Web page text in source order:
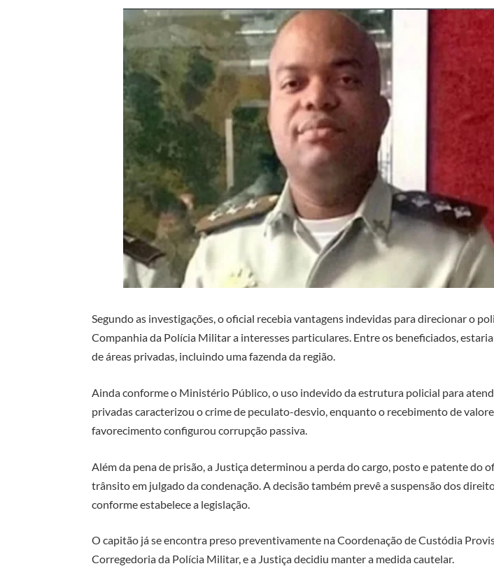
Segundo as investigações, o oficial recebia vantagens indevidas para direcionar o
Companhia da Polícia Militar a interesses particulares. Entre os beneficiados,
de áreas privadas, incluindo uma fazenda da região.
Ainda conforme o Ministério Público, o uso indevido da estrutura policial para
privadas caracterizou o crime de peculato-desvio, enquanto o recebimento de
favorecimento configurou corrupção passiva.
Além da pena de prisão, a Justiça determinou a perda do cargo, posto e patente do
trânsito em julgado da condenação. A decisão também prevê a suspensão dos
conforme estabelece a legislação.
O capitão já se encontra preso preventivamente na Coordenação de Custódia
Corregedoria da Polícia Militar, e a Justiça decidiu manter a medida cautelar.